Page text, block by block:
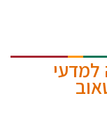
למדעי